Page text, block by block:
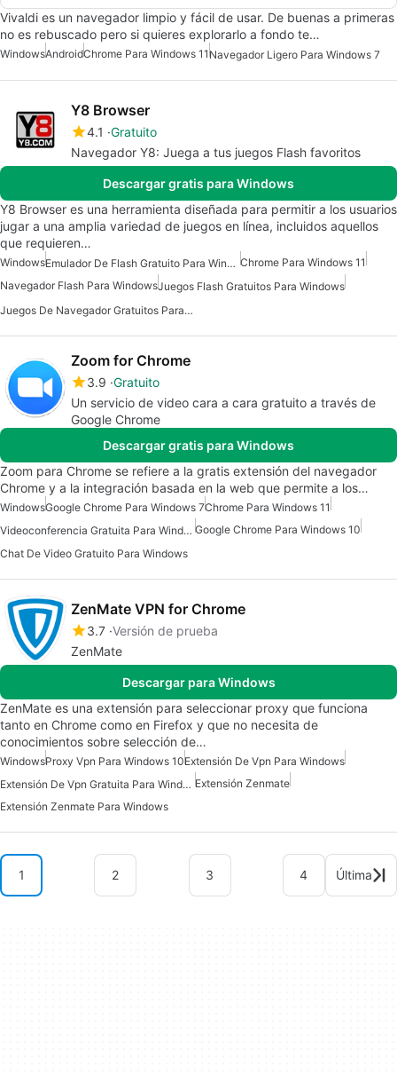
Vivaldi es un navegador limpio y fácil de usar. De buenas a primeras
no es rebuscado pero si quieres explorarlo a fondo te…
WindowsAndroidChrome Para Windows 11Navegador Ligero Para Windows 7
Y8 Browser
4.1 Gratuito
Navegador Y8: Juega a tus juegos Flash favoritos
Descargar gratis para Windows
Y8 Browser es una herramienta diseñada para permitir a los usuarios
jugar a una amplia variedad de juegos en línea, incluidos aquellos
que requieren…
Windows Emulador De Flash Gratuito Para Windows Chrome Para Windows 11
Navegador Flash Para WindowsJuegos Flash Gratuitos Para Windows
Juegos De Navegador Gratuitos Para Windows
Zoom for Chrome
3.9 Gratuito
Un servicio de video cara a cara gratuito a través de
Google Chrome
Descargar gratis para Windows
Zoom para Chrome se refiere a la gratis extensión del navegador
Chrome y a la integración basada en la web que permite a los…
WindowsGoogle Chrome Para Windows 7Chrome Para Windows 11
Videoconferencia Gratuita Para Windows Google Chrome Para Windows 10
Chat De Video Gratuito Para Windows
ZenMate VPN for Chrome
3.7 Versión de prueba
ZenMate
Descargar para Windows
ZenMate es una extensión para seleccionar proxy que funciona
tanto en Chrome como en Firefox y que no necesita de
conocimientos sobre selección de…
WindowsProxy Vpn Para Windows 10Extensión De Vpn Para Windows
Extensión De Vpn Gratuita Para Windows Extensión Zenmate
Extensión Zenmate Para Windows
1 2 3 4 Última